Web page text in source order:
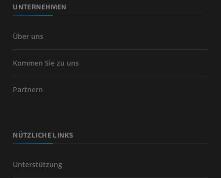
UNTERNEHMEN
Über uns
Kommen Sie zu uns
Partnern
NÜTZLICHE LINKS
Unterstützung